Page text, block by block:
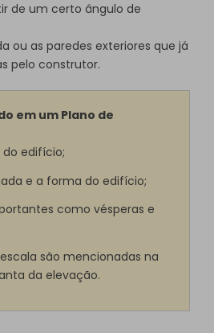
de um certo ângulo de
ou as paredes exteriores que já
pelo construtor.
em um Plano de
edifício;
e a forma do edifício;
como vésperas e
são mencionadas na
da elevação.